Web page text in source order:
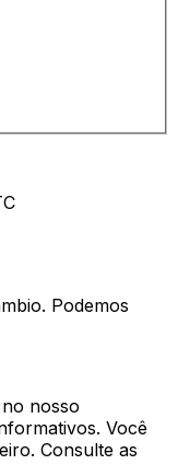
Podemos
nosso
Você
Consulte as